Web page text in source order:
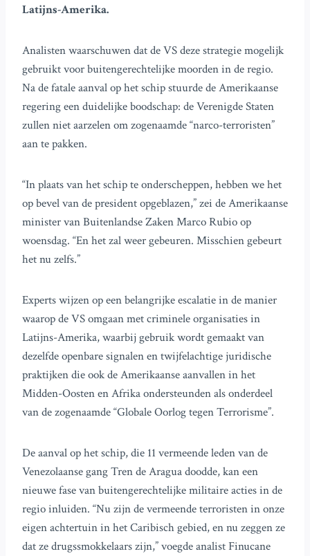
Latijns-Amerika.
Analisten waarschuwen dat de VS deze strategie mogelijk
gebruikt voor buitengerechtelijke moorden in de regio.
Na de fatale aanval op het schip stuurde de Amerikaanse
regering een duidelijke boodschap: de Verenigde Staten
zullen niet aarzelen om zogenaamde “narco-terroristen”
aan te pakken.
“In plaats van het schip te onderscheppen, hebben we het
op bevel van de president opgeblazen,” zei de Amerikaanse
minister van Buitenlandse Zaken Marco Rubio op
woensdag. “En het zal weer gebeuren. Misschien gebeurt
het nu zelfs.”
Experts wijzen op een belangrijke escalatie in de manier
waarop de VS omgaan met criminele organisaties in
Latijns-Amerika, waarbij gebruik wordt gemaakt van
dezelfde openbare signalen en twijfelachtige juridische
praktijken die ook de Amerikaanse aanvallen in het
Midden-Oosten en Afrika ondersteunden als onderdeel
van de zogenaamde “Globale Oorlog tegen Terrorisme”.
De aanval op het schip, die 11 vermeende leden van de
Venezolaanse gang Tren de Aragua doodde, kan een
nieuwe fase van buitengerechtelijke militaire acties in de
regio inluiden. “Nu zijn de vermeende terroristen in onze
eigen achtertuin in het Caribisch gebied, en nu zeggen ze
dat ze drugssmokkelaars zijn,” voegde analist Finucane